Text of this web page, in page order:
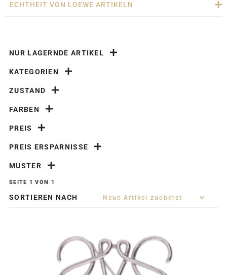
ECHTHEIT VON LOEWE ARTIKELN
NUR LAGERNDE ARTIKEL
KATEGORIEN
ZUSTAND
FARBEN
PREIS
PREIS ERSPARNISSE
MUSTER
SEITE 1 VON 1
SORTIEREN NACH